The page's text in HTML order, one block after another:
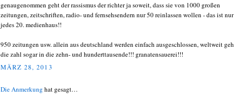
genaugenommen geht der rassismus der richter ja soweit, dass sie von 1000 großen
zeitungen, zeitschriften, radio- und fernsehsendern nur 50 reinlassen wollen - das ist nur
jedes 20. medienhaus!!
950 zeitungen usw. allein aus deutschland werden einfach ausgeschlossen, weltweit
die zahl sogar in die zehn- und hunderttausende!!! granatensauerei!!!
MÄRZ 28, 2013
Die Anmerkung hat gesagt…